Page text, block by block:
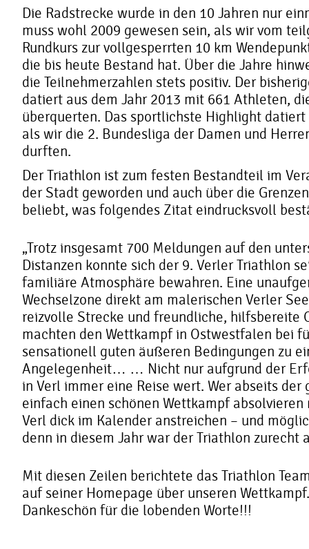
Die Radstrecke wurde in den 10 Jahren nur
muss wohl 2009 gewesen sein, als wir vom
Rundkurs zur vollgesperrten 10 km
die bis heute Bestand hat. Über die Jahre
die Teilnehmerzahlen stets positiv. Der
datiert aus dem Jahr 2013 mit 661 Athleten,
überquerten. Das sportlichste Highlight
als wir die 2. Bundesliga der Damen und
durften.
Der Triathlon ist zum festen Bestandteil im
der Stadt geworden und auch über die
beliebt, was folgendes Zitat eindrucksvoll
„Trotz insgesamt 700 Meldungen auf den
Distanzen konnte sich der 9. Verler Triathlon
familiäre Atmosphäre bewahren. Eine
Wechselzone direkt am malerischen Verler
reizvolle Strecke und freundliche, hilfsbereite
machten den Wettkampf in Ostwestfalen bei
sensationell guten äußeren Bedingungen zu
Angelegenheit… … Nicht nur aufgrund der
in Verl immer eine Reise wert. Wer abseits der
einfach einen schönen Wettkampf
Verl dick im Kalender anstreichen – und
denn in diesem Jahr war der Triathlon zurecht
Mit diesen Zeilen berichtete das Triathlon
auf seiner Homepage über unseren
Dankeschön für die lobenden Worte!!!